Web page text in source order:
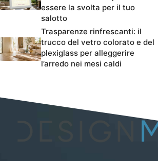
essere la svolta per il tuo
salotto
Trasparenze rinfrescanti: il
trucco del vetro colorato e del
plexiglass per alleggerire
l’arredo nei mesi caldi